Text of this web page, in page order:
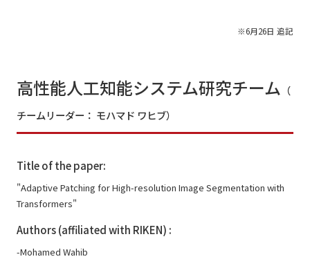
※6月26日 追記
高性能人工知能システム研究チーム （
チームリーダー： モハマド ワヒブ）
Title of the paper:
"Adaptive Patching for High-resolution Image Segmentation with
Transformers"
Authors (affiliated with RIKEN) :
-Mohamed Wahib